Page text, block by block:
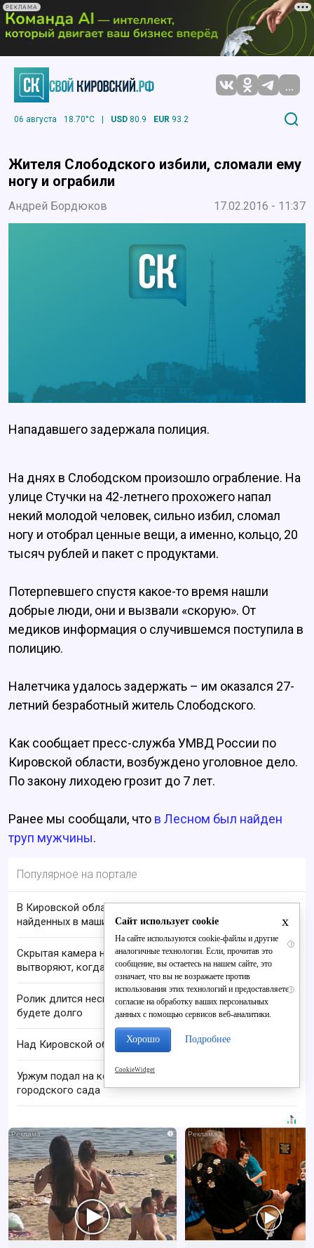
РЕКЛАМА
...
06 августа 18.70°C | USD 80.9 EUR 93.2
Жителя Слободского избили, сломали ему
ногу и ограбили
Андрей Бордюков 17.02.2016 - 11:37
Нападавшего задержала полиция.
На днях в Слободском произошло ограбление. На
улице Стучки на 42-летнего прохожего напал
некий молодой человек, сильно избил, сломал
ногу и отобрал ценные вещи, а именно, кольцо, 20
тысяч рублей и пакет с продуктами.
Потерпевшего спустя какое-то время нашли
добрые люди, они и вызвали «скорую». От
медиков информация о случившемся поступила в
полицию.
Налетчика удалось задержать – им оказался 27-
летний безработный житель Слободского.
Как сообщает пресс-служба УМВД России по
Кировской области, возбуждено уголовное дело.
По закону лиходею грозит до 7 лет.
Ранее мы сообщали, что в Лесном был найден
труп мужчины.
Популярное на портале
В Кировской области проверяют гибель супругов,
найденных в машине в Вятке
i
Скрытая камера на пляже Крыма: Что люди
вытворяют, когда их не видят...
i
Ролик длится несколько секунд, а смеяться вы
будете долго
Над Кировской областью сбили БПЛА
Уржум подал на конкурс проект обновления
городского сада
i
x
Сайт использует cookie
На сайте используются cookie-файлы и другие
аналогичные технологии. Если, прочитав это
сообщение, вы остаетесь на нашем сайте, это
означает, что вы не возражаете против
использования этих технологий и предоставляете
согласие на обработку ваших персональных
данных с помощью сервисов веб-аналитики.
Хорошо Подробнее
CookieWidget